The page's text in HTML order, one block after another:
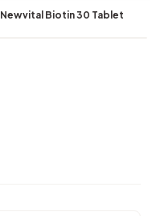
Newvital Biotin 30 Tablet